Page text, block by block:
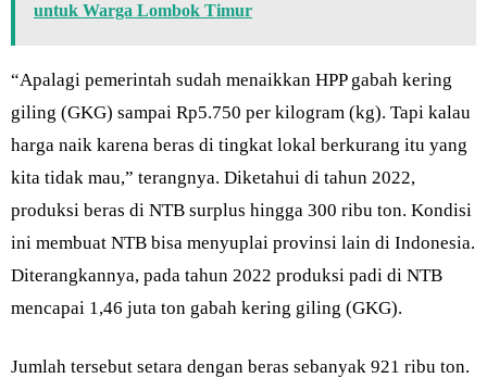
untuk Warga Lombok Timur
“Apalagi pemerintah sudah menaikkan HPP gabah kering
giling (GKG) sampai Rp5.750 per kilogram (kg). Tapi kalau
harga naik karena beras di tingkat lokal berkurang itu yang
kita tidak mau,” terangnya. Diketahui di tahun 2022,
produksi beras di NTB surplus hingga 300 ribu ton. Kondisi
ini membuat NTB bisa menyuplai provinsi lain di Indonesia.
Diterangkannya, pada tahun 2022 produksi padi di NTB
mencapai 1,46 juta ton gabah kering giling (GKG).
Jumlah tersebut setara dengan beras sebanyak 921 ribu ton.